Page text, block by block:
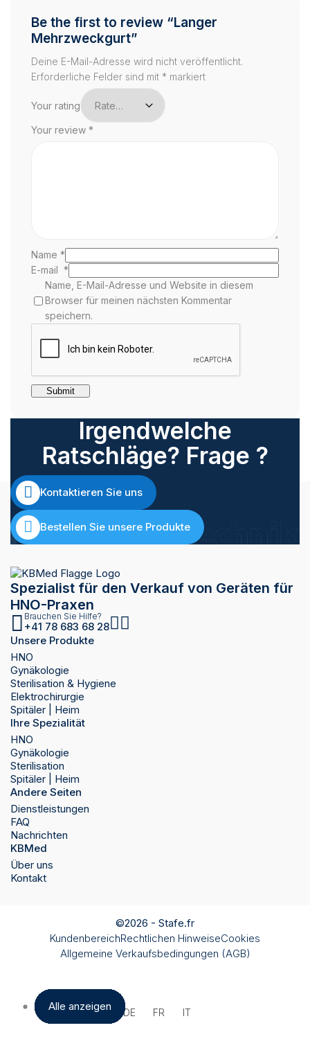
Alle anzeigen
Alle anzeigen
Alle anzeigen
Alle anzeigen
Alle anzeigen
Alle anzeigen
Alle anzeigen
Alle anzeigen
Alle anzeigen
Alle anzeigen
Alle anzeigen
Alle anzeigen
Be the first to review “Langer
Mehrzweckgurt”
Deine E-Mail-Adresse wird nicht veröffentlicht.
Erforderliche Felder sind mit * markiert
Your rating
Your review *
Name *
E-mail *
Name, E-Mail-Adresse und Website in diesem
Browser für meinen nächsten Kommentar
speichern.
Irgendwelche
Ratschläge? Frage ?
Kontaktieren Sie uns
Bestellen Sie unsere Produkte
Spezialist für den Verkauf von Geräten für
HNO-Praxen
Brauchen Sie Hilfe?
+41 78 683 68 28
Unsere Produkte
HNO
Gynäkologie
Sterilisation & Hygiene
Elektrochirurgie
Spitäler | Heim
Ihre Spezialität
HNO
Gynäkologie
Sterilisation
Spitäler | Heim
Andere Seiten
Dienstleistungen
FAQ
Nachrichten
KBMed
Über uns
Kontakt
©2026 - Stafe.fr
KundenbereichRechtlichen HinweiseCookies
Allgemeine Verkaufsbedingungen (AGB)
DE FR IT